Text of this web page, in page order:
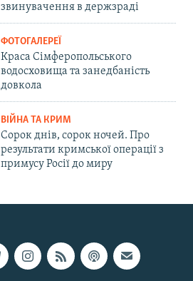
звинувачення в держзраді
ФОТОГАЛЕРЕЇ
Краса Сімферопольського
водосховища та занедбаність
довкола
ВІЙНА ТА КРИМ
Сорок днів, сорок ночей. Про
результати кримської операції з
примусу Росії до миру